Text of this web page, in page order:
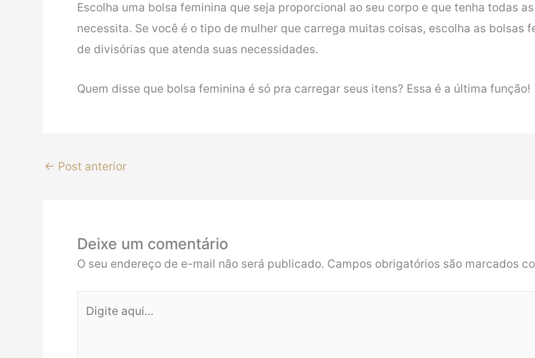
Escolha uma bolsa feminina que seja proporcional ao seu corpo e que tenha todas
necessita. Se você é o tipo de mulher que carrega muitas coisas, escolha as bolsas
de divisórias que atenda suas necessidades.
Quem disse que bolsa feminina é só pra carregar seus itens? Essa é a última função!
← Post anterior
Deixe um comentário
O seu endereço de e-mail não será publicado. Campos obrigatórios são marcados
aqui...